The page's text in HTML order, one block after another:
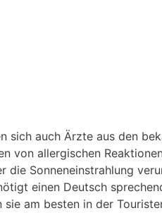
sich auch Ärzte aus den
von allergischen
die Sonneneinstrahlung
einen Deutsch
am besten in der